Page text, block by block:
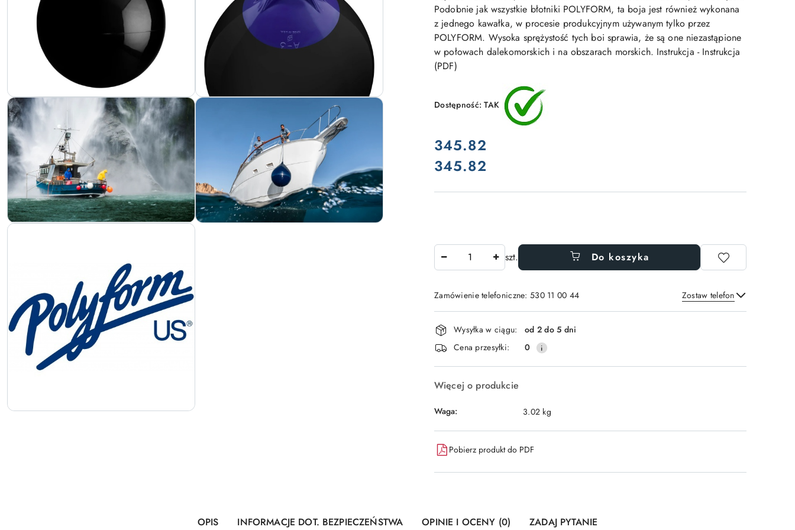
Podobnie jak wszystkie błotniki POLYFORM, ta boja jest również wykonana
z jednego kawałka, w procesie produkcyjnym używanym tylko przez
POLYFORM. Wysoka sprężystość tych boi sprawia, że ​​są one niezastąpione
w połowach dalekomorskich i na obszarach morskich. Instrukcja - Instrukcja
(PDF)
Dostępność:TAK
cena:
345.82
Cena:
345.82
Ilość szt. Do koszyka
Zamówienie telefoniczne: 530 11 00 44 Zostaw telefon
Wyślij
Dostępność
i
dostawa
Wysyłka w ciągu:
od 2 do 5 dni
Cena przesyłki:
0
Więcej o produkcie
Waga: 3.02 kg
Pobierz produkt do PDF
OPIS INFORMACJE DOT. BEZPIECZEŃSTWA OPINIE I OCENY (0) ZADAJ PYTANIE